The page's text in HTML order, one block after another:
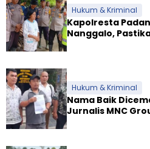
Hukum & Kriminal
Kapolresta
Nanggalo,
Hukum & Kriminal
Nama Baik
Jurnalis MNC